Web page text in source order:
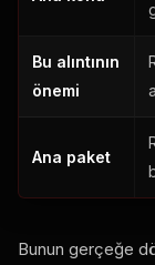
Bu alıntının
önemi
Ana paket
Bunun gerçeğe